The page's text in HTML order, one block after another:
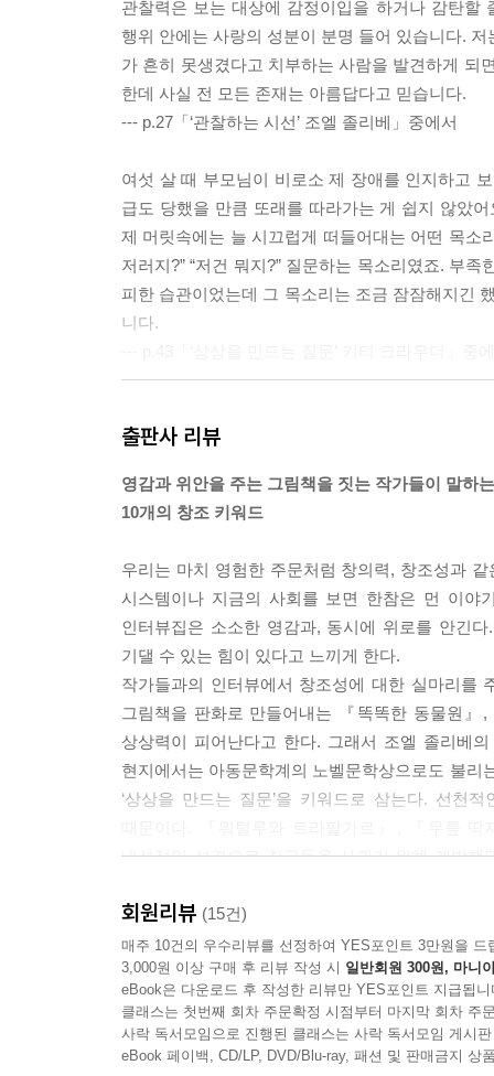
관찰력은 보는 대상에 감정이입을 하거나 감탄할
행위 안에는 사랑의 성분이 분명 들어 있습니다.
가 흔히 못생겼다고 치부하는 사람을 발견하게 되
한데 사실 전 모든 존재는 아름답다고 믿습니다.
--- p.27「‘관찰하는 시선’ 조엘 졸리베」중에서
여섯 살 때 부모님이 비로소 제 장애를 인지하고
급도 당했을 만큼 또래를 따라가는 게 쉽지 않았
제 머릿속에는 늘 시끄럽게 떠들어대는 어떤 목소
저러지?” “저건 뭐지?” 질문하는 목소리였죠. 부
피한 습관이었는데 그 목소리는 조금 잠잠해지긴
니다.
야 한계를 조금씩 깨면서 성장할 수 있어요. 나 자
까?’ 하는 질문을 하도 많이 하니 나중에 ‘리타는
하게 살아 숨 쉬었죠. 공감 능력은 상상에 숨을 불
저는 우리가 쉽게 현실이라고 이름 붙이며 묘사하
이야기 아시죠? 각국에서 탐험대를 파견하는데
우리는 우리가 믿는 것, 아는 것을 봅니다. 저에게
점이 무척 다양할 수 있다는 것, 단 하나의 정답지
--- p.109「‘치유하는 상상’ 클로드 퐁티」중에서
전 창의성이 그저 무언가를 할 용기를 의미한다고
하는 생각, ‘실패해도 괜찮아. 별거 아냐’라고 말
--- p.145「‘작은 용기’ 세르주 블로크」중에서
결점과 함께 창작한다는 건 다시 말해 ‘완벽하게
론 말처럼 쉽지만은 않습니다. 지금도 여전히 좋
게 이해하고 오히려 그 서투름에서 매력을 발견하
작자들 작품에서 감동받는 지점은 기계 같은 완
출판사 리뷰
영감과 위안을 주는 그림책을 짓는 작가들이 말하는
10개의 창조 키워드
우리는 마치 영험한 주문처럼 창의력, 창조성과
시스템이나 지금의 사회를 보면 한참은 먼 이야
인터뷰집은 소소한 영감과, 동시에 위로를 안긴
기댈 수 있는 힘이 있다고 느끼게 한다.
작가들과의 인터뷰에서 창조성에 대한 실마리를
그림책을 판화로 만들어내는 『똑똑한 동물원
상상력이 피어난다고 한다. 그래서 조엘 졸리베
현지에서는 아동문학계의 노벨문학상으로도 불
‘상상을 만드는 질문’을 키워드로 삼는다. 선천
내성적인 성격으로 친구들을 사귀기 위해 계발
『어느 날 길에서 작은 선을 주웠어요』, 『나는
해보도록 우선 질러보는 ‘작은 용기’를 꼽았다. ‘
없었던 아이로 유년기를 회상하며 빈틈과 서투름
자기 믿음, 공감, 결점의 인정, 다르게 또 오래 보
작고 평범한 것에서 얻는 상상력의 실마리
회원리뷰 (15건)
매주 10건의 우수리뷰를 선정하여 YES포인트 3만원을 드
3,000원 이상 구매 후 리뷰 작성 시 일반회원 300원, 마니
eBook은 다운로드 후 작성한 리뷰만 YES포인트 지급됩니
클래스는 첫번째 회차 주문확정 시점부터 마지막 회차 주
사락 독서모임으로 진행된 클래스는 사락 독서모임 게시
eBook 페이백, CD/LP, DVD/Blu-ray, 패션 및 판매금지 상